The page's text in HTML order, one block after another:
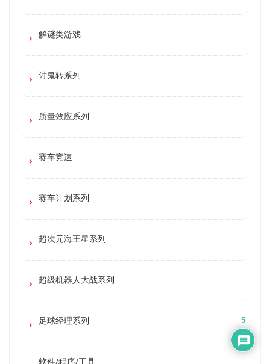
解谜类游戏
讨鬼转系列
质量效应系列
赛车竞速
赛车计划系列
超次元海王星系列
超级机器人大战系列
足球经理系列
软件/程序/工具
5